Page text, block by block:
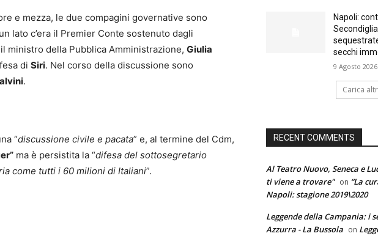
e mezza, le due compagini governative sono
lato c’era il Premier Conte sostenuto dagli
il ministro della Pubblica Amministrazione, Giulia
di Siri. Nel corso della discussione sono
.
“discussione civile e pacata” e, al termine del Cdm,
ma è persistita la “difesa del sottosegretario
come tutti i 60 milioni di Italiani”.
Napoli:
secchi
9 Agosto 2026
Carica
RECENT COMMENTS
Al Teatro Nuovo, Seneca e
ti viene a trovare" on “La
Napoli: stagione 2019\2020
Leggende della Campania: i
Azzurra - La Bussola on